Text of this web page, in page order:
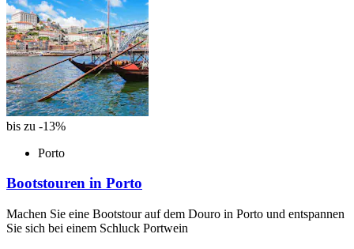
bis zu -13%
Porto
Bootstouren in Porto
Machen Sie eine Bootstour auf dem Douro in Porto und entspannen
Sie sich bei einem Schluck Portwein